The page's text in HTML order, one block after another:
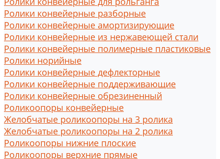
Ролики конвейерные разборные
Ролики конвейерные амортизирующие
Ролики конвейерные из нержавеющей стали
Ролики конвейерные полимерные пластиковые
Ролики норийные
Ролики конвейерные дефлекторные
Ролики конвейерные поддерживающие
Ролики конвейерные обрезиненный
Роликоопоры конвейерные
Желобчатые роликоопоры на 3 ролика
Желобчатые роликоопоры на 2 ролика
Роликоопоры нижние плоские
Роликоопоры верхние прямые